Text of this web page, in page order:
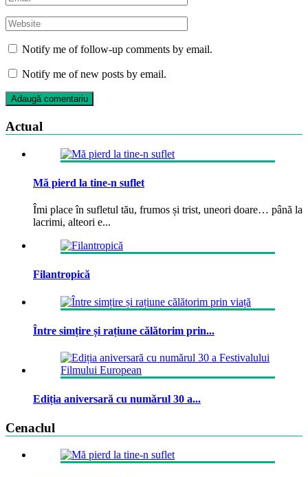
Notify me of follow-up comments by email.
Notify me of new posts by email.
Actual
Mă pierd la tine-n suflet
Îmi place în sufletul tău, frumos și trist, uneori doare… până la
lacrimi, alteori e...
Filantropică
Între simțire și rațiune călătorim prin...
Ediția aniversară cu numărul 30 a...
Cenaclul